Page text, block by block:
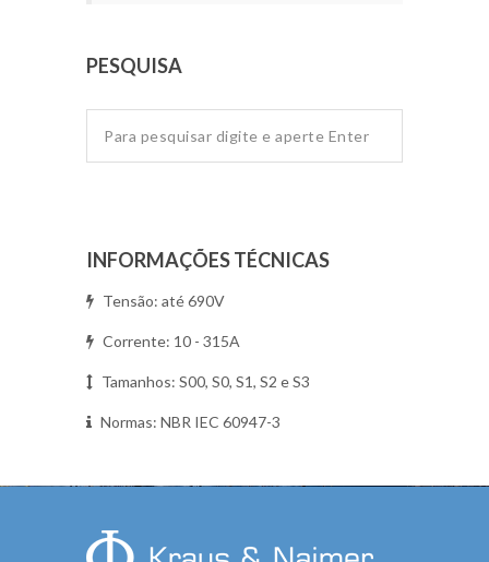
PESQUISA
INFORMAÇÕES TÉCNICAS
Tensão: até 690V
Corrente: 10 - 315A
Tamanhos: S00, S0, S1, S2 e S3
Normas: NBR IEC 60947-3